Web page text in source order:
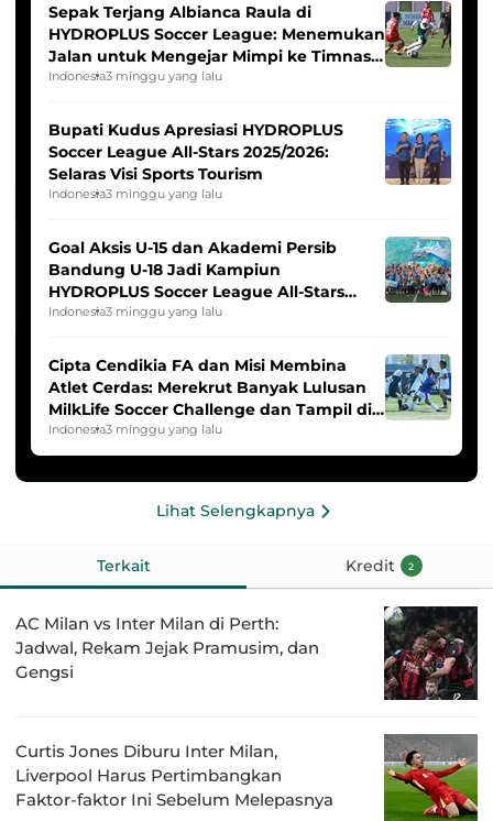
Sepak Terjang Albianca Raula di
HYDROPLUS Soccer League: Menemukan
Jalan untuk Mengejar Mimpi ke Timnas
Indonesia Putri
Indonesia3 minggu yang lalu
Bupati Kudus Apresiasi HYDROPLUS
Soccer League All-Stars 2025/2026:
Selaras Visi Sports Tourism
Indonesia3 minggu yang lalu
Goal Aksis U-15 dan Akademi Persib
Bandung U-18 Jadi Kampiun
HYDROPLUS Soccer League All-Stars
2025/2026
Indonesia3 minggu yang lalu
Cipta Cendikia FA dan Misi Membina
Atlet Cerdas: Merekrut Banyak Lulusan
MilkLife Soccer Challenge dan Tampil di
HYDROPLUS Soccer League
Indonesia3 minggu yang lalu
Lihat Selengkapnya
Terkait Kredit 2
AC Milan vs Inter Milan di Perth:
Jadwal, Rekam Jejak Pramusim, dan
Gengsi
Curtis Jones Diburu Inter Milan,
Liverpool Harus Pertimbangkan
Faktor-faktor Ini Sebelum Melepasnya